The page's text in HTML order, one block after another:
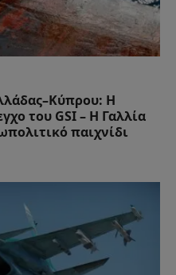
Η
του GSI – Η Γαλλία
παιχνίδι